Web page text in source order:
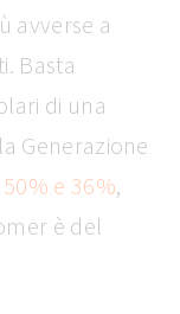
avverse a
Basta
di una
Generazione
50% e 36%,
è del